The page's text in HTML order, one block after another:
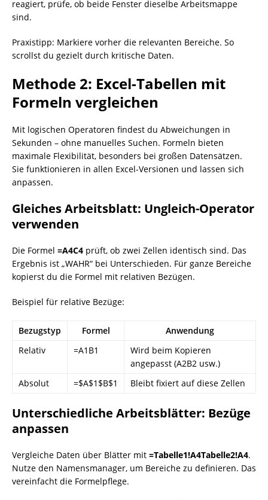
reagiert, prüfe, ob beide Fenster dieselbe Arbeitsmappe
sind.
Praxistipp: Markiere vorher die relevanten Bereiche. So
scrollst du gezielt durch kritische Daten.
Methode 2: Excel-Tabellen mit
Formeln vergleichen
Mit logischen Operatoren findest du Abweichungen in
Sekunden – ohne manuelles Suchen. Formeln bieten
maximale Flexibilität, besonders bei großen Datensätzen.
Sie funktionieren in allen Excel-Versionen und lassen sich
anpassen.
Gleiches Arbeitsblatt: Ungleich-Operator
verwenden
Die Formel =A4C4 prüft, ob zwei Zellen identisch sind. Das
Ergebnis ist „WAHR“ bei Unterschieden. Für ganze Bereiche
kopierst du die Formel mit relativen Bezügen.
Beispiel für relative Bezüge:
Bezugstyp Formel
Anwendung
Relativ
=A1B1
Wird beim Kopieren
angepasst (A2B2 usw.)
Absolut
=$A$1$B$1 Bleibt fixiert auf diese Zellen
Unterschiedliche Arbeitsblätter: Bezüge
anpassen
Vergleiche Daten über Blätter mit =Tabelle1!A4Tabelle2!A4.
Nutze den Namensmanager, um Bereiche zu definieren. Das
vereinfacht die Formelpflege.